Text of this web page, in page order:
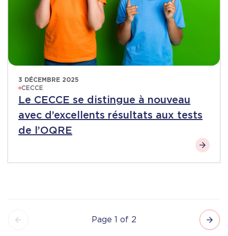
3 DÉCEMBRE 2025
CECCE
Le CECCE se distingue à nouveau
avec d’excellents résultats aux tests
de l’OQRE
Pagination Page 1 of 2